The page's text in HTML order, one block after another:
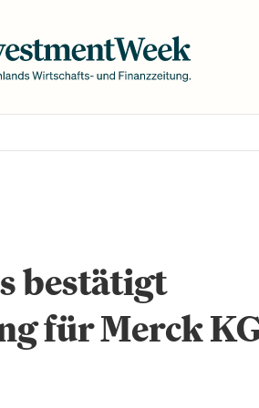
bestätigt
für Merck